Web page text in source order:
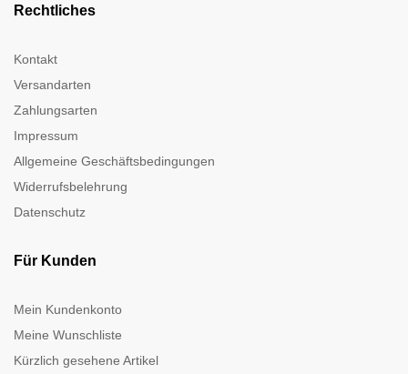
Rechtliches
Kontakt
Versandarten
Zahlungsarten
Impressum
Allgemeine Geschäftsbedingungen
Widerrufsbelehrung
Datenschutz
Für Kunden
Mein Kundenkonto
Meine Wunschliste
Kürzlich gesehene Artikel